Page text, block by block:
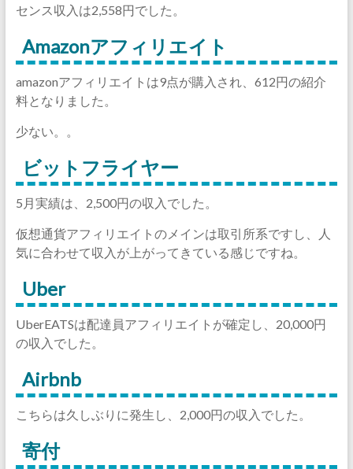
センス収入は2,558円でした。
Amazonアフィリエイト
amazonアフィリエイトは9点が購入され、612円の紹介
料となりました。
少ない。。
ビットフライヤー
5月実績は、2,500円の収入でした。
仮想通貨アフィリエイトのメインは取引所系ですし、人
気に合わせて収入が上がってきている感じですね。
Uber
UberEATSは配達員アフィリエイトが確定し、20,000円
の収入でした。
Airbnb
こちらは久しぶりに発生し、2,000円の収入でした。
寄付